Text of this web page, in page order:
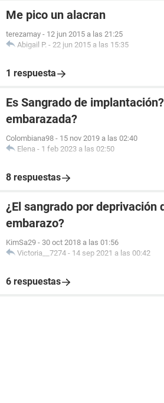
Me pico un alacran
terezamay - 12 jun 2015 a las 21:25
Abigail P. - 22 jun 2015 a las 15:35
1 respuesta
Es Sangrado de
embarazada?
Colombiana98 - 15 nov 2019 a las 02:40
Elena - 1 feb 2023 a las 02:50
8 respuestas
¿El sangrado por deprivación
embarazo?
KimSa29 - 30 oct 2018 a las 01:56
Victoria__7274 - 14 sep 2021 a las 00:42
6 respuestas